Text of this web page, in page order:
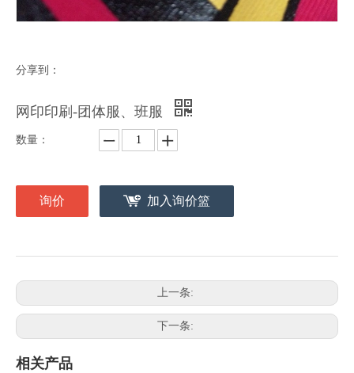
分享到：
网印印刷-团体服、班服
数量：
询价 加入询价篮
上一条:
下一条:
相关产品